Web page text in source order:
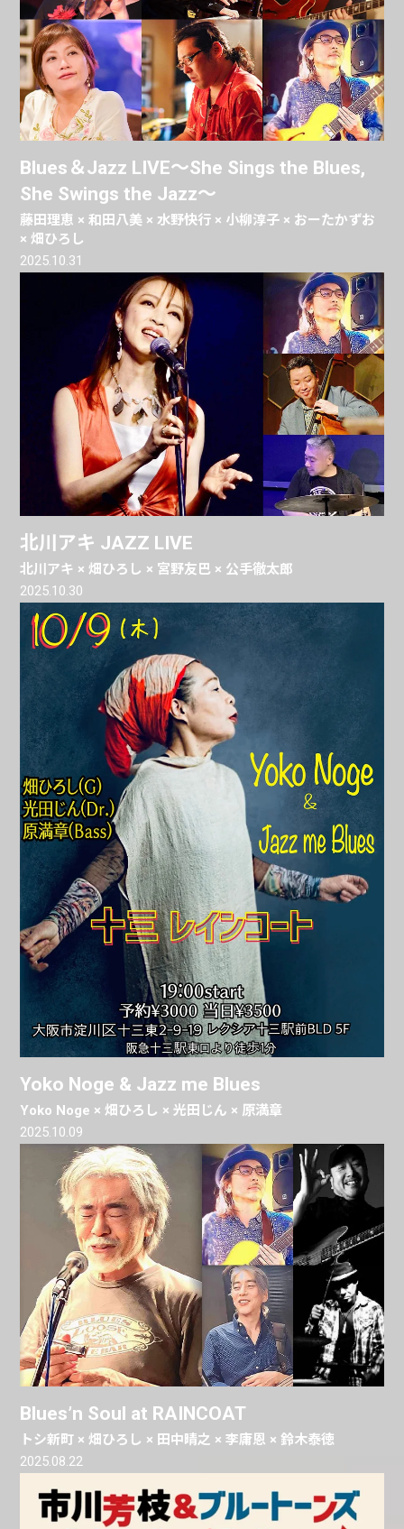
Blues＆Jazz LIVE〜She Sings the Blues,
She Swings the Jazz〜
藤田理恵 × 和田八美 × 水野快行 × 小柳淳子 × おーたかずお
× 畑ひろし
2025.10.31
北川アキ JAZZ LIVE
北川アキ × 畑ひろし × 宮野友巴 × 公手徹太郎
2025.10.30
Yoko Noge & Jazz me Blues
Yoko Noge × 畑ひろし × 光田じん × 原満章
2025.10.09
Blues’n Soul at RAINCOAT
トシ新町 × 畑ひろし × 田中晴之 × 李庸恩 × 鈴木泰徳
2025.08.22